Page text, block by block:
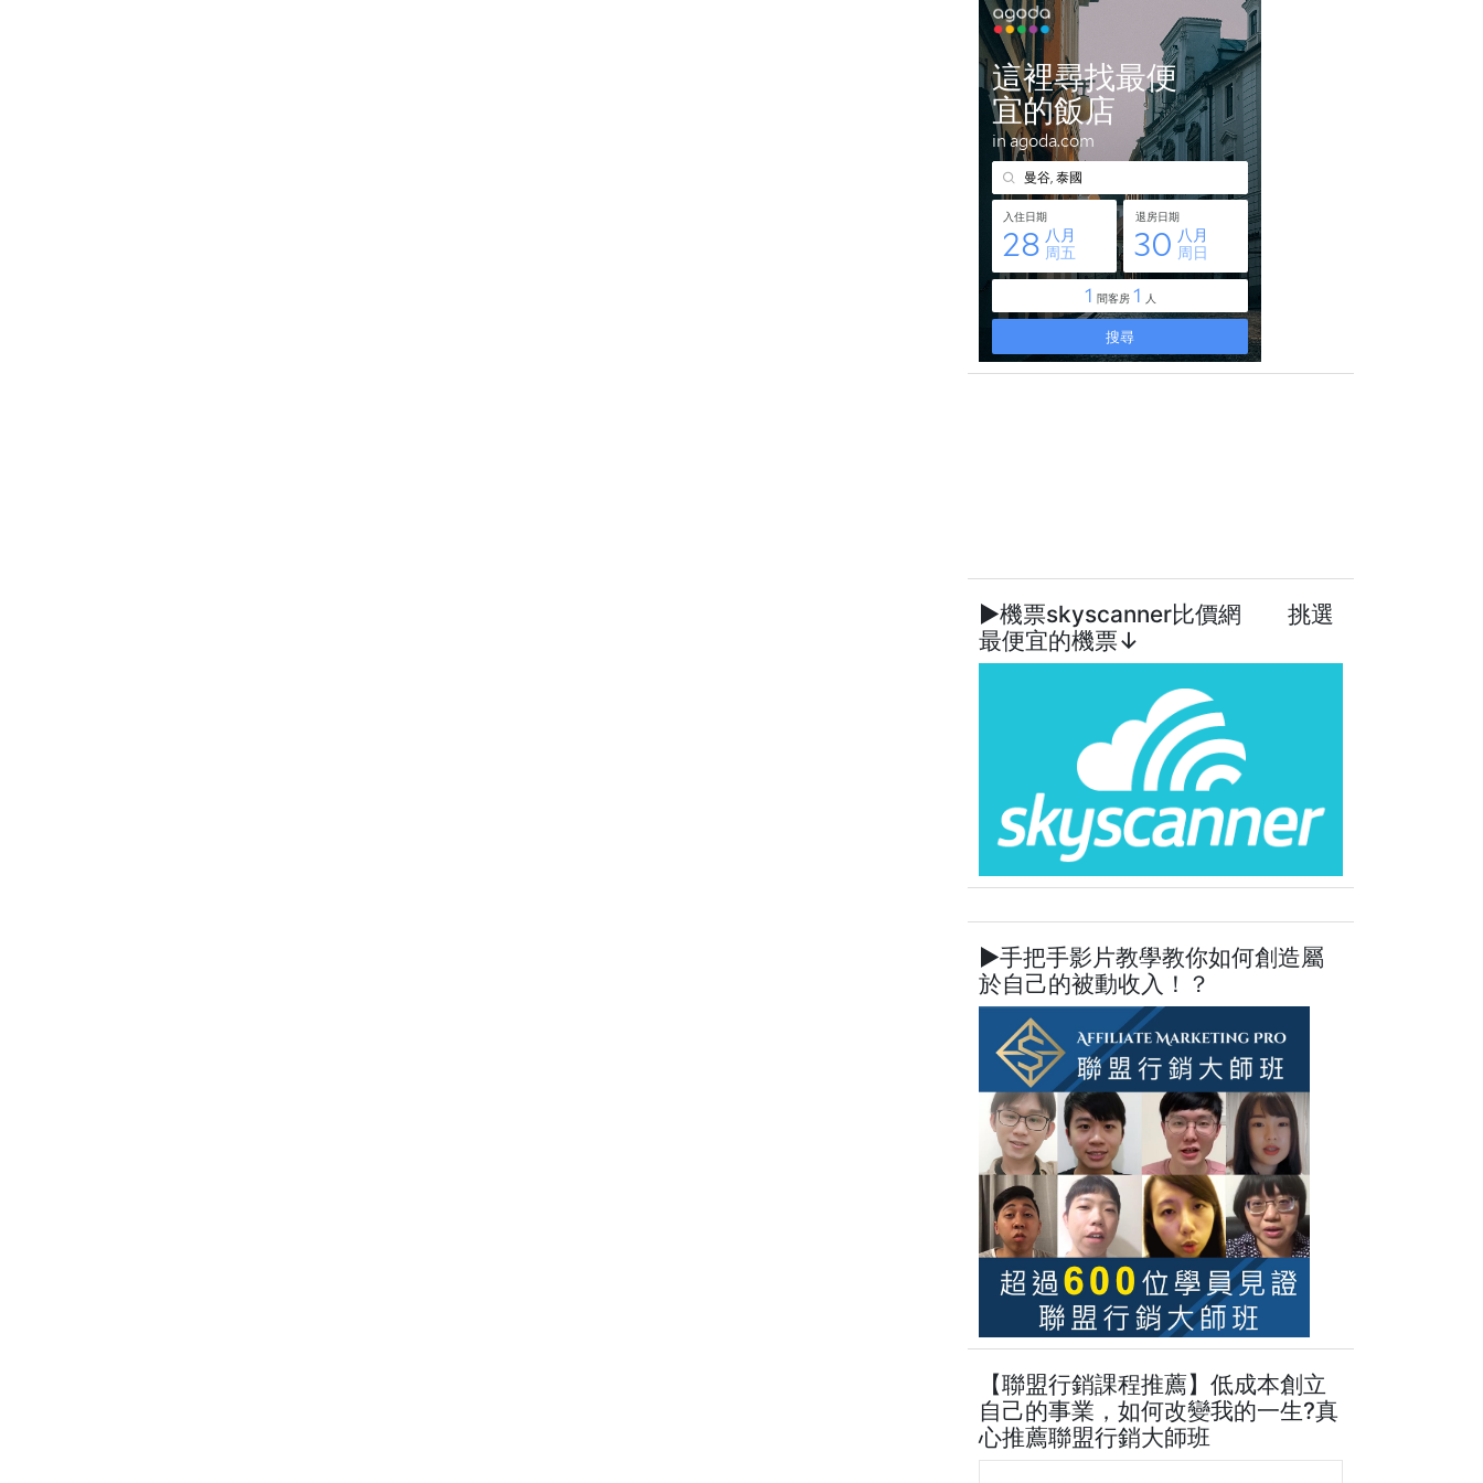
►機票skyscanner比價網 挑選
最便宜的機票↓
►手把手影片教學教你如何創造屬
於自己的被動收入！？
【聯盟行銷課程推薦】低成本創立
自己的事業，如何改變我的一生?真
心推薦聯盟行銷大師班